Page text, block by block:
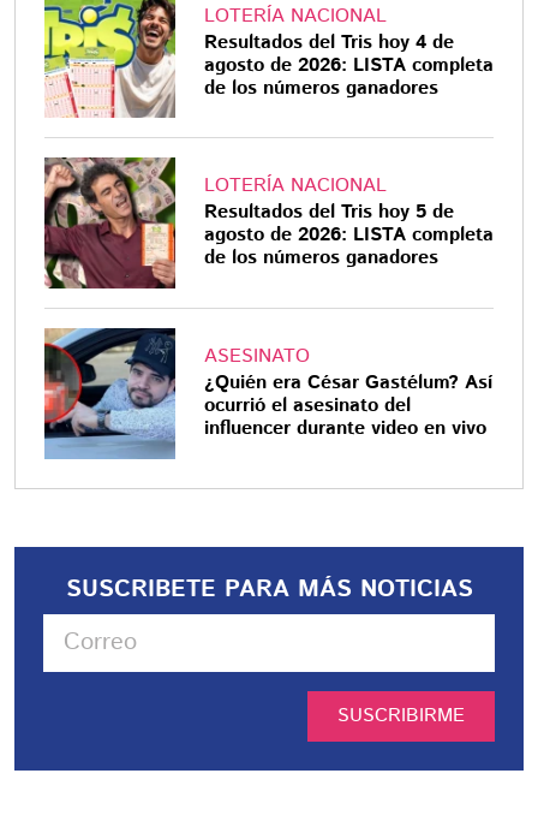
LOTERÍA NACIONAL
Resultados del Tris hoy 4 de
agosto de 2026: LISTA completa
de los números ganadores
LOTERÍA NACIONAL
Resultados del Tris hoy 5 de
agosto de 2026: LISTA completa
de los números ganadores
ASESINATO
¿Quién era César Gastélum? Así
ocurrió el asesinato del
influencer durante video en vivo
SUSCRIBETE PARA MÁS NOTICIAS
SUSCRIBIRME